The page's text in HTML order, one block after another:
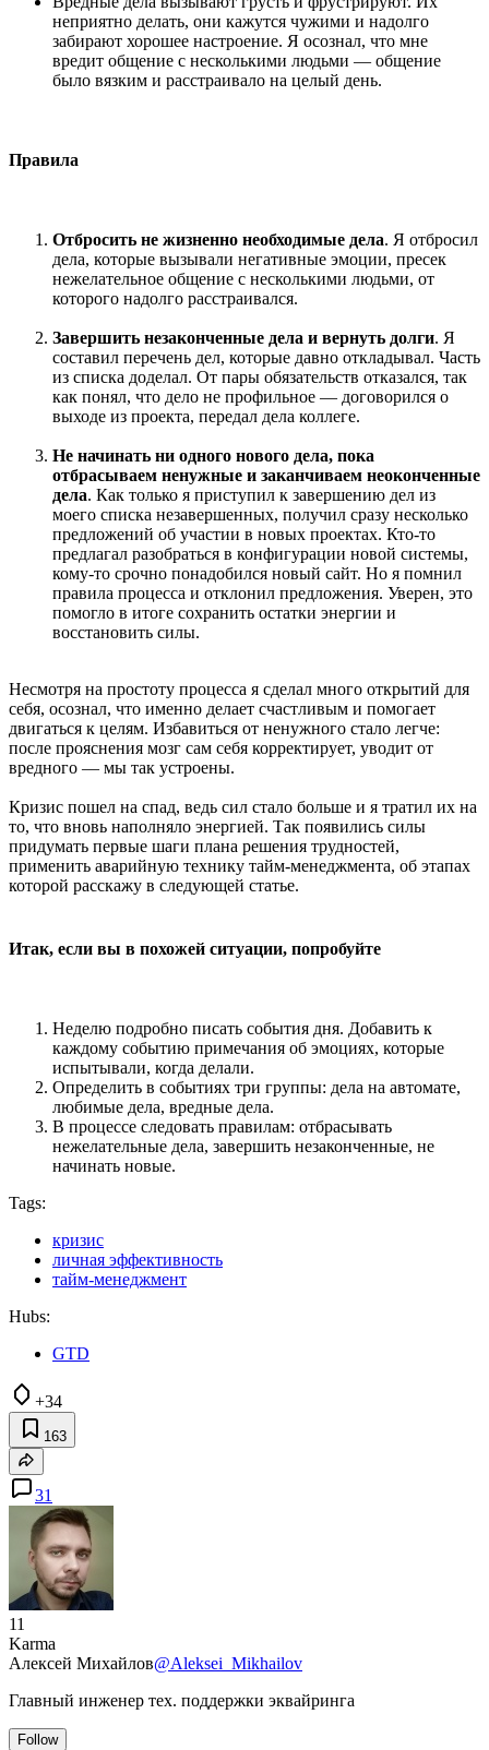
неприятно делать, они кажутся чужими и надолго
забирают хорошее настроение. Я осознал, что мне
вредит общение с несколькими людьми — общение
было вязким и расстраивало на целый день.
Правила
Отбросить не жизненно необходимые дела. Я отбросил
дела, которые вызывали негативные эмоции, пресек
нежелательное общение с несколькими людьми, от
которого надолго расстраивался.
Завершить незаконченные дела и вернуть долги. Я
составил перечень дел, которые давно откладывал. Часть
из списка доделал. От пары обязательств отказался, так
как понял, что дело не профильное — договорился о
выходе из проекта, передал дела коллеге.
Не начинать ни одного нового дела, пока
отбрасываем ненужные и заканчиваем неоконченные
дела. Как только я приступил к завершению дел из
моего списка незавершенных, получил сразу несколько
предложений об участии в новых проектах. Кто-то
предлагал разобраться в конфигурации новой системы,
кому-то срочно понадобился новый сайт. Но я помнил
правила процесса и отклонил предложения. Уверен, это
помогло в итоге сохранить остатки энергии и
восстановить силы.
Несмотря на простоту процесса я сделал много открытий для
себя, осознал, что именно делает счастливым и помогает
двигаться к целям. Избавиться от ненужного стало легче:
после прояснения мозг сам себя корректирует, уводит от
вредного — мы так устроены.
Кризис пошел на спад, ведь сил стало больше и я тратил их на
то, что вновь наполняло энергией. Так появились силы
придумать первые шаги плана решения трудностей,
применить аварийную технику тайм-менеджмента, об этапах
которой расскажу в следующей статье.
Итак, если вы в похожей ситуации, попробуйте
Неделю подробно писать события дня. Добавить к
каждому событию примечания об эмоциях, которые
испытывали, когда делали.
Определить в событиях три группы: дела на автомате,
любимые дела, вредные дела.
В процессе следовать правилам: отбрасывать
нежелательные дела, завершить незаконченные, не
начинать новые.
Tags:
кризис
личная эффективность
тайм-менеджмент
Hubs:
GTD
+34
163
31
11
Karma
Алексей Михайлов@Aleksei_Mikhailov
Главный инженер тех. поддержки эквайринга
Follow